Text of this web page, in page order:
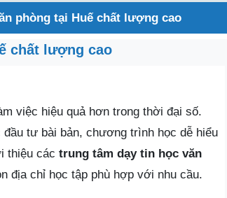
phòng tại Huế chất lượng cao
chất lượng cao
việc hiệu quả hơn trong thời đại số.
tư bài bản, chương trình học dễ hiểu
thiệu các trung tâm dạy tin học văn
địa chỉ học tập phù hợp với nhu cầu.